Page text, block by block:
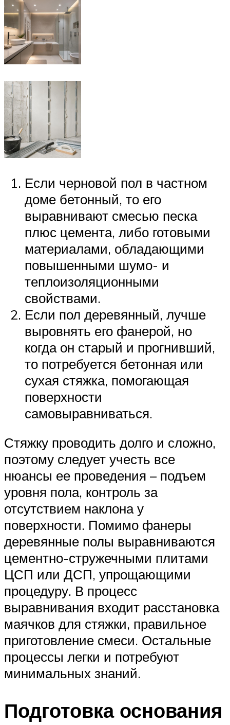
Если черновой пол в частном
доме бетонный, то его
выравнивают смесью песка
плюс цемента, либо готовыми
материалами, обладающими
повышенными шумо- и
теплоизоляционными
свойствами.
Если пол деревянный, лучше
выровнять его фанерой, но
когда он старый и прогнивший,
то потребуется бетонная или
сухая стяжка, помогающая
поверхности
самовыравниваться.
Стяжку проводить долго и сложно,
поэтому следует учесть все
нюансы ее проведения – подъем
уровня пола, контроль за
отсутствием наклона у
поверхности. Помимо фанеры
деревянные полы выравниваются
цементно-стружечными плитами
ЦСП или ДСП, упрощающими
процедуру. В процесс
выравнивания входит расстановка
маячков для стяжки, правильное
приготовление смеси. Остальные
процессы легки и потребуют
минимальных знаний.
Подготовка основания